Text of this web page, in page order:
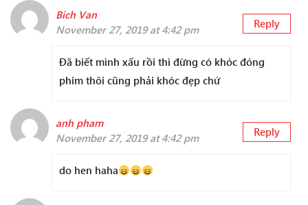
Bich Van
November 27, 2019 at 4:42 pm
Reply
Đã biết mình xấu rồi thì đừng có khóc đóng
phim thôi cũng phải khóc đẹp chứ
anh pham
November 27, 2019 at 4:42 pm
Reply
do hen haha